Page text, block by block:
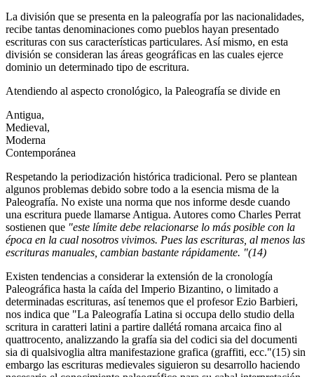
La división que se presenta en la paleografía por las nacionalidades,
recibe tantas denominaciones como pueblos hayan presentado
escrituras con sus características particulares. Así mismo, en esta
división se consideran las áreas geográficas en las cuales ejerce
dominio un determinado tipo de escritura.
Atendiendo al aspecto cronológico, la Paleografía se divide en
Antigua,
Medieval,
Moderna
Contemporánea
Respetando la periodización histórica tradicional. Pero se plantean
algunos problemas debido sobre todo a la esencia misma de la
Paleografía. No existe una norma que nos informe desde cuando
una escritura puede llamarse Antigua. Autores como Charles Perrat
sostienen que "este límite debe relacionarse lo más posible con la
época en la cual nosotros vivimos. Pues las escrituras, al menos las
escrituras manuales, cambian bastante rápidamente. "(14)
Existen tendencias a considerar la extensión de la cronología
Paleográfica hasta la caída del Imperio Bizantino, o limitado a
determinadas escrituras, así tenemos que el profesor Ezio Barbieri,
nos indica que "La Paleografía Latina si occupa dello studio della
scritura in caratteri latini a partire dallétá romana arcaica fino al
quattrocento, analizzando la grafía sia del codici sia del documenti
sia di qualsivoglia altra manifestazione grafica (graffiti, ecc."(15) sin
embargo las escrituras medievales siguieron su desarrollo haciendo